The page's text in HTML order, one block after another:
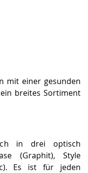
mit einer gesunden
breites Sortiment
in drei optisch
(Graphit), Style
Es ist für jeden